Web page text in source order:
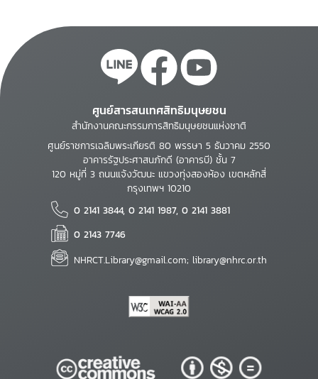
ศูนย์สารสนเทศสิทธิมนุษยชน
สำนักงานคณะกรรมการสิทธิมนุษยชนแห่งชาติ
ศูนย์ราชการเฉลิมพระเกียรติ 80 พรรษา 5 ธันวาคม 2550
อาคารรัฐประศาสนภักดี (อาคารบี) ชั้น 7
120 หมู่ที่ 3 ถนนแจ้งวัฒนะ แขวงทุ่งสองห้อง เขตหลักสี่
กรุงเทพฯ 10210
0 2141 3844, 0 2141 1987, 0 2141 3881
0 2143 7746
NHRCT.Library@gmail.com; library@nhrc.or.th